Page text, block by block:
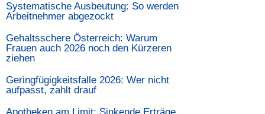
Systematische Ausbeutung: So werden
Arbeitnehmer abgezockt
Gehaltsschere Österreich: Warum
Frauen auch 2026 noch den Kürzeren
ziehen
Geringfügigkeitsfalle 2026: Wer nicht
aufpasst, zahlt drauf